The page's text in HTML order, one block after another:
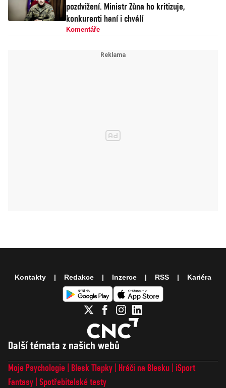
pozdvižení. Ministr Zůna ho kritizuje,
konkurenti haní i chválí
Komentáře
Další témata z našich webů
Moje Psychologie Blesk Tlapky Hráči na Blesku
iSport
Fantasy Spotřebitelské testy
Kontakty Redakce Inzerce RSS Kariéra